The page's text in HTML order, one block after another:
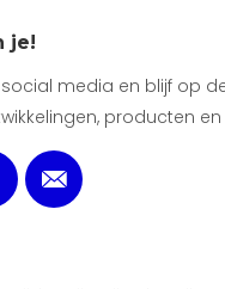
je!
media en blijf op
producten